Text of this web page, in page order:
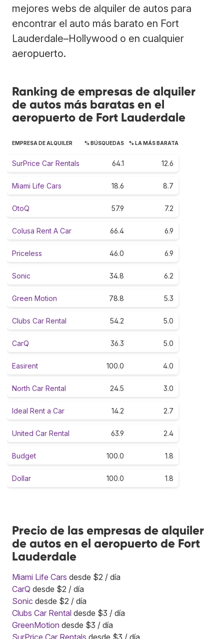
mejores webs de alquiler de autos para
encontrar el auto más barato en Fort
Lauderdale–Hollywood o en cualquier
aeropuerto.
Ranking de empresas de alquiler
de autos más baratas en el
aeropuerto de Fort Lauderdale
EMPRESA DE ALQUILER % BÚSQUEDAS % LA MÁS BARATA
SurPrice Car Rentals 64.1 12.6
Miami Life Cars 18.6 8.7
OtoQ 57.9 7.2
Colusa Rent A Car 66.4 6.9
Priceless 46.0 6.9
Sonic 34.8 6.2
Green Motion 78.8 5.3
Clubs Car Rental 54.2 5.0
CarQ 36.3 5.0
Easirent 100.0 4.0
North Car Rental 24.5 3.0
Ideal Rent a Car 14.2 2.7
United Car Rental 63.9 2.4
Budget 100.0 1.8
Dollar 100.0 1.8
Precio de las empresas de alquiler
de autos en el aeropuerto de Fort
Lauderdale
Miami Life Cars desde $2 / día
CarQ desde $2 / día
Sonic desde $2 / día
Clubs Car Rental desde $3 / día
GreenMotion desde $3 / día
SurPrice Car Rentals desde $3 / día